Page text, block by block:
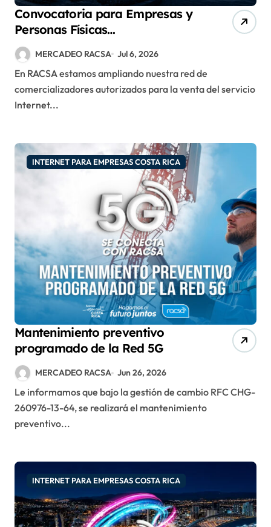
Convocatoria para Empresas y
Personas Físicas
comercializadoras INTERNET
FIJO 5G DE RACSA
MERCADEO RACSA Jul 6, 2026
En RACSA estamos ampliando nuestra red de
comercializadores autorizados para la venta del servicio
Internet...
INTERNET PARA EMPRESAS COSTA RICA
Mantenimiento preventivo
programado de la Red 5G
MERCADEO RACSA Jun 26, 2026
Le informamos que bajo la gestión de cambio RFC CHG-
260976-13-64, se realizará el mantenimiento
preventivo...
INTERNET PARA EMPRESAS COSTA RICA